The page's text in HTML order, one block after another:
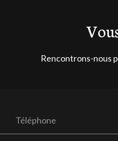
Rencontrons-nous
Téléphone